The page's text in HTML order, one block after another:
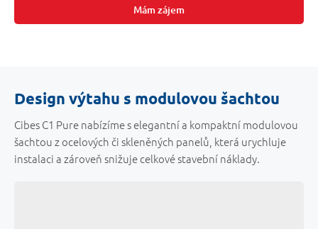
Mám zájem
Design výtahu s modulovou šachtou
Cibes C1 Pure nabízíme s elegantní a kompaktní modulovou
šachtou z ocelových či skleněných panelů, která urychluje
instalaci a zároveň snižuje celkové stavební náklady.